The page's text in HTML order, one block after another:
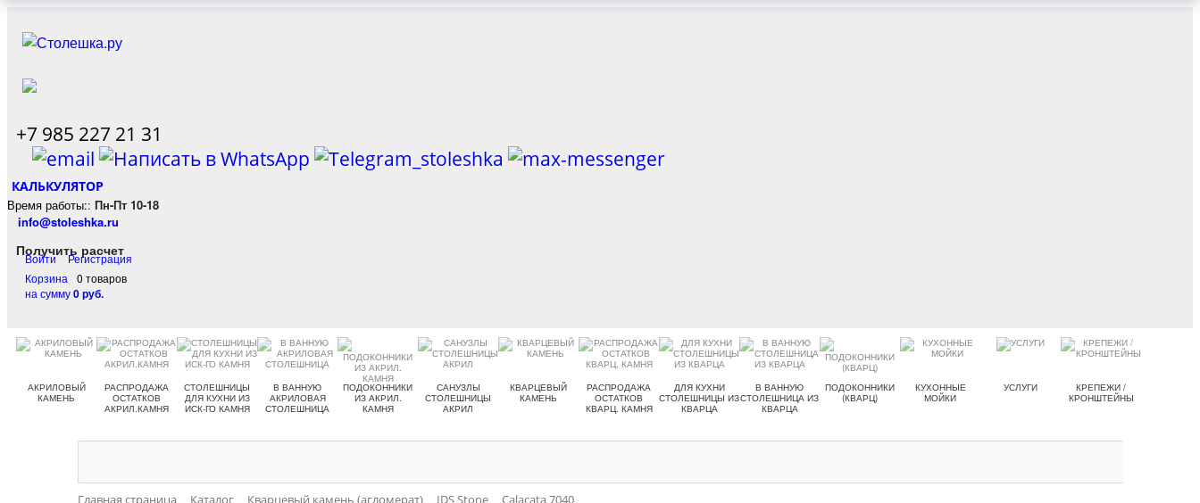
+7 985 227 21 31
КАЛЬКУЛЯТОР
Время работы:: Пн-Пт 10-18
info@stoleshka.ru
Получить расчет
Войти
Регистрация
Корзина
0 товаров
на сумму0 руб.
АКРИЛОВЫЙ
КАМЕНЬ
РАСПРОДАЖА
ОСТАТКОВ
АКРИЛ.КАМНЯ
СТОЛЕШНИЦЫ
ДЛЯ КУХНИ ИЗ
ИСК-ГО КАМНЯ
В ВАННУЮ
АКРИЛОВАЯ
СТОЛЕШНИЦА
ПОДОКОННИКИ
ИЗ АКРИЛ.
КАМНЯ
САНУЗЛЫ
СТОЛЕШНИЦЫ
АКРИЛ
КВАРЦЕВЫЙ
КАМЕНЬ
РАСПРОДАЖА
ОСТАТКОВ
КВАРЦ. КАМНЯ
ДЛЯ КУХНИ
СТОЛЕШНИЦЫ ИЗ
КВАРЦА
В ВАННУЮ
СТОЛЕШНИЦА ИЗ
КВАРЦА
ПОДОКОННИКИ
(КВАРЦ)
КУХОННЫЕ
МОЙКИ
УСЛУГИ
КРЕПЕЖИ /
КРОНШТЕЙНЫ
Главная страница Каталог Кварцевый камень (агломерат) IDS Stone Calacata 7040